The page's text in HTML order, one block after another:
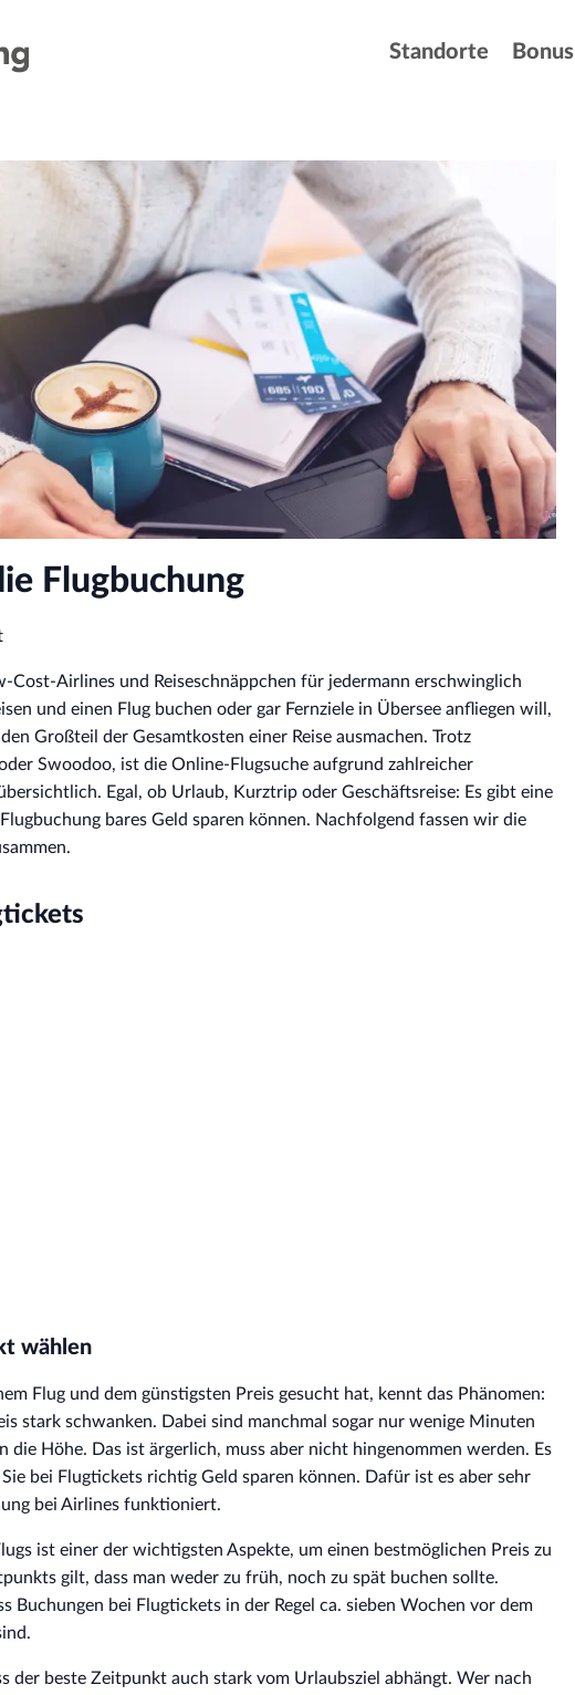
Standorte Bonus
Flugbuchung
Cost-Airlines und Reiseschnäppchen für jedermann erschwinglich
und einen Flug buchen oder gar Fernziele in Übersee anfliegen will,
Großteil der Gesamtkosten einer Reise ausmachen. Trotz
Swoodoo, ist die Online-Flugsuche aufgrund zahlreicher
Egal, ob Urlaub, Kurztrip oder Geschäftsreise: Es gibt eine
bares Geld sparen können. Nachfolgend fassen wir die
wählen
Flug und dem günstigsten Preis gesucht hat, kennt das Phänomen:
stark schwanken. Dabei sind manchmal sogar nur wenige Minuten
die Höhe. Das ist ärgerlich, muss aber nicht hingenommen werden. Es
bei Flugtickets richtig Geld sparen können. Dafür ist es aber sehr
bei Airlines funktioniert.
ist einer der wichtigsten Aspekte, um einen bestmöglichen Preis zu
gilt, dass man weder zu früh, noch zu spät buchen sollte.
Buchungen bei Flugtickets in der Regel ca. sieben Wochen vor dem
der beste Zeitpunkt auch stark vom Urlaubsziel abhängt. Wer nach